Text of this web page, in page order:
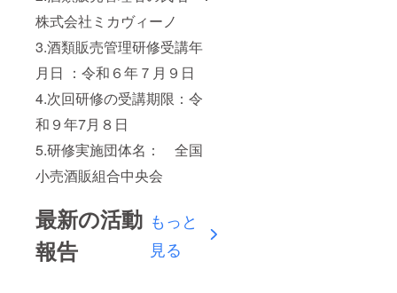
株式会社ミカヴィーノ
3.酒類販売管理研修受講年
月日 ：令和６年７月９日
4.次回研修の受講期限：令
和９年7月８日
5.研修実施団体名： 全国
小売酒販組合中央会
最新の活動
報告
もっと
見る